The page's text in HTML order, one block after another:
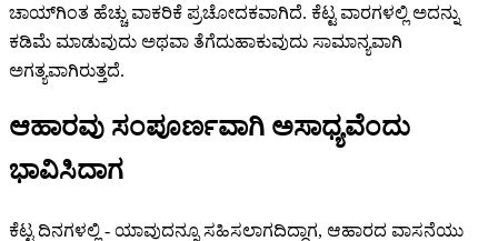
ಚಾಯ್‌ಗಿಂತ ಹೆಚ್ಚು ವಾಕರಿಕೆ ಪ್ರಚೋದಕವಾಗಿದೆ. ಕೆಟ್ಟ ವಾರಗಳಲ್ಲಿ ಅದನ್ನು
ಕಡಿಮೆ ಮಾಡುವುದು ಅಥವಾ ತೆಗೆದುಹಾಕುವುದು ಸಾಮಾನ್ಯವಾಗಿ
ಅಗತ್ಯವಾಗಿರುತ್ತದೆ.
ಆಹಾರವು ಸಂಪೂರ್ಣವಾಗಿ ಅಸಾಧ್ಯವೆಂದು
ಭಾವಿಸಿದಾಗ
ಕೆಟ್ಟ ದಿನಗಳಲ್ಲಿ - ಯಾವುದನ್ನೂ ಸಹಿಸಲಾಗದಿದ್ದಾಗ, ಆಹಾರದ ವಾಸನೆಯು